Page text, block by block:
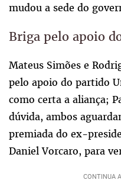
mudou a sede do
Briga pelo apoio
Mateus Simões e
pelo apoio do partido
como certa a aliança;
dúvida, ambos
premiada do ex-
Daniel Vorcaro, para